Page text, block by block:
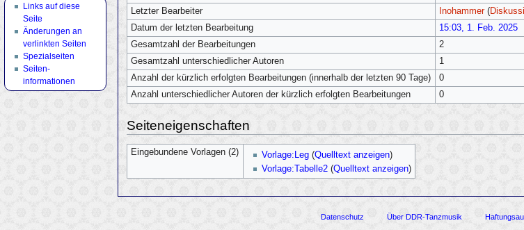
Letzter Bearbeiter
Inohammer (
Datum der letzten Bearbeitung
15:03, 1. Feb. 2025
Gesamtzahl der Bearbeitungen
2
Gesamtzahl unterschiedlicher Autoren
1
Anzahl der kürzlich erfolgten Bearbeitungen (innerhalb der letzten 90 Tage)
0
Anzahl unterschiedlicher Autoren der kürzlich erfolgten Bearbeitungen
0
Seiteneigenschaften
Eingebundene Vorlagen (2) Vorlage:Leg(Quelltext anzeigen)
Vorlage:Tabelle2(Quelltext anzeigen)
Links auf diese
Seite
Änderungen an
verlinkten Seiten
Spezialseiten
Seiten­
informationen
Datenschutz Über DDR-Tanzmusik